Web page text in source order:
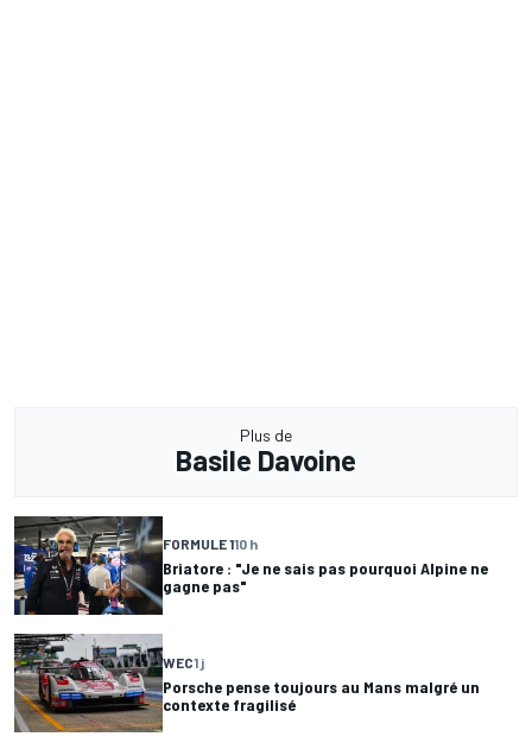
Plus de
Basile Davoine
FORMULE 110 h
Briatore : "Je ne sais pas pourquoi Alpine ne
gagne pas"
WEC1 j
Porsche pense toujours au Mans malgré un
contexte fragilisé